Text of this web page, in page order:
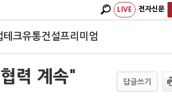
LIVE 전자신문
테크유통건설프리미엄
력 계속" 답글쓰기